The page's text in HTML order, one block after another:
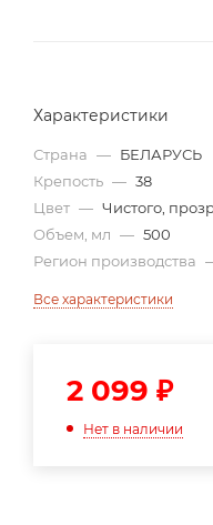
Характеристики
Страна — БЕЛАРУСЬ
Крепость — 38
Цвет — Чистого,
Объем, мл — 500
Регион производства
Все характеристики
2 099 ₽
Нет в наличии